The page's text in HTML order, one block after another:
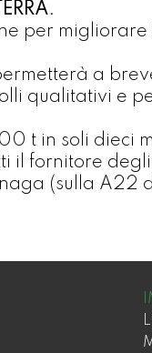
per
a
qualitativi e
t in soli dieci
il fornitore
(sulla A22